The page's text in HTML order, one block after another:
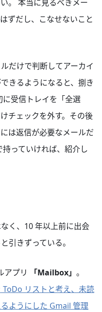
。 本当に見るべきメー
ずだし、こなせないこと
だけで判断してアーカイ
きるようになると、捌き
受信トレイを「全選
チェックを外す。その後
は返信が必要なメールだ
っていければ、紹介し
く、10 年以上前に出会
引きずっている。
アプリ 「Mailbox」 。
ToDo リストと考え、未読
ようにした Gmail 管理